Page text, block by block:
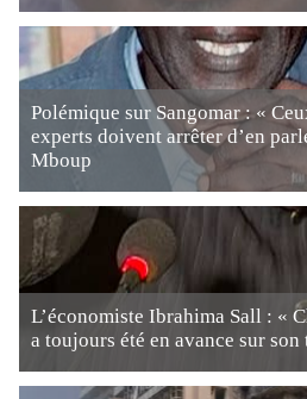
Polémique sur Sangomar : «
experts doivent arrêter d’en
Mboup
L’économiste Ibrahima Sall : «
a toujours été en avance sur son